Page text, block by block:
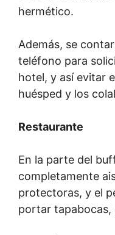
hermético.
Además, se
teléfono para
hotel, y así evitar
huésped y los
Restaurante
En la parte del
completamente
protectoras, y el
portar tapabocas,